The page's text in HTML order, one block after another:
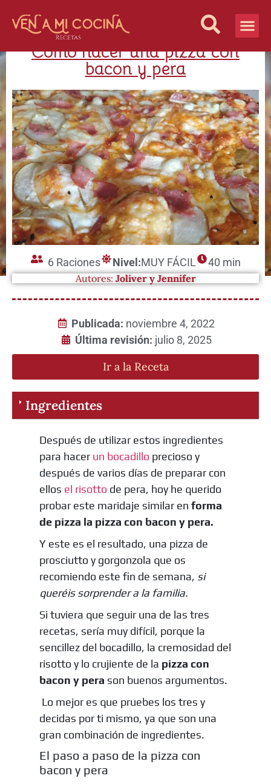
Como hacer una pizza con
bacon y pera
6 Raciones Nivel:MUY FÁCIL 40 min
Autores: Joliver y Jennifer
Publicada: noviembre 4, 2022
Última revisión: julio 8, 2025
Ir a la Receta
Ingredientes
Después de utilizar estos ingredientes
para hacerun bocadillo precioso y
después de varios días de preparar con
ellos el risotto de pera, hoy he querido
probar este maridaje similar en forma
de pizza la pizza con bacon y pera.
Y este es el resultado, una pizza de
prosciutto y gorgonzola que os
recomiendo este fin de semana, si
queréis sorprender a la familia.
Si tuviera que seguir una de las tres
recetas, sería muy difícil, porque la
sencillez del bocadillo, la cremosidad del
risotto y lo crujiente de la pizza con
bacon y pera son buenos argumentos.
Lo mejor es que pruebes los tres y
decidas por ti mismo, ya que son una
gran combinación de ingredientes.
El paso a paso de la pizza con
bacon y pera